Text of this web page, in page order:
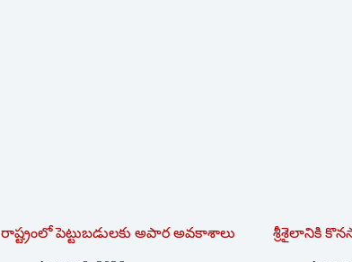
రాష్ట్రంలో పెట్టుబడులకు అపార అవకాశాలు శ్రీశైలానికి